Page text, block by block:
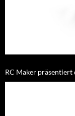
RC Maker präsentiert